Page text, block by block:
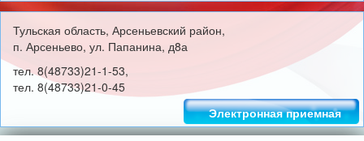
Тульская область, Арсеньевский район,
п. Арсеньево, ул. Папанина, д8а
тел. 8(48733)21-1-53,
тел. 8(48733)21-0-45
Электронная приемная